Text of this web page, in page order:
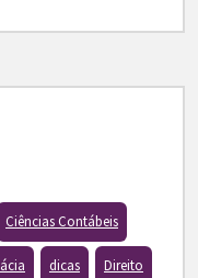
Ciências Contábeis
dicas Direito